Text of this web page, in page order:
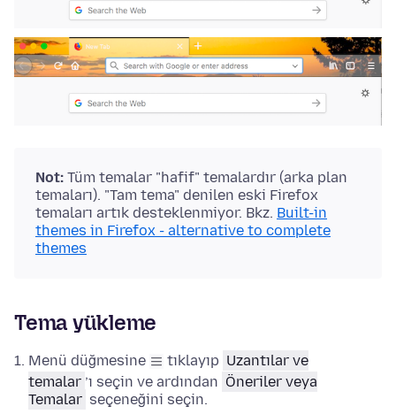
Not: Tüm temalar "hafif" temalardır (arka plan
temaları). "Tam tema" denilen eski Firefox
temaları artık desteklenmiyor. Bkz. Built-in
themes in Firefox - alternative to complete
themes
Tema yükleme
Menü düğmesine tıklayıp Uzantılar ve
temalar ’ı seçin ve ardından Öneriler veya
Temalar seçeneğini seçin.